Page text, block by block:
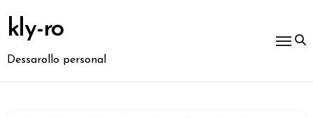
contenido
kly-ro
Dessarollo personal